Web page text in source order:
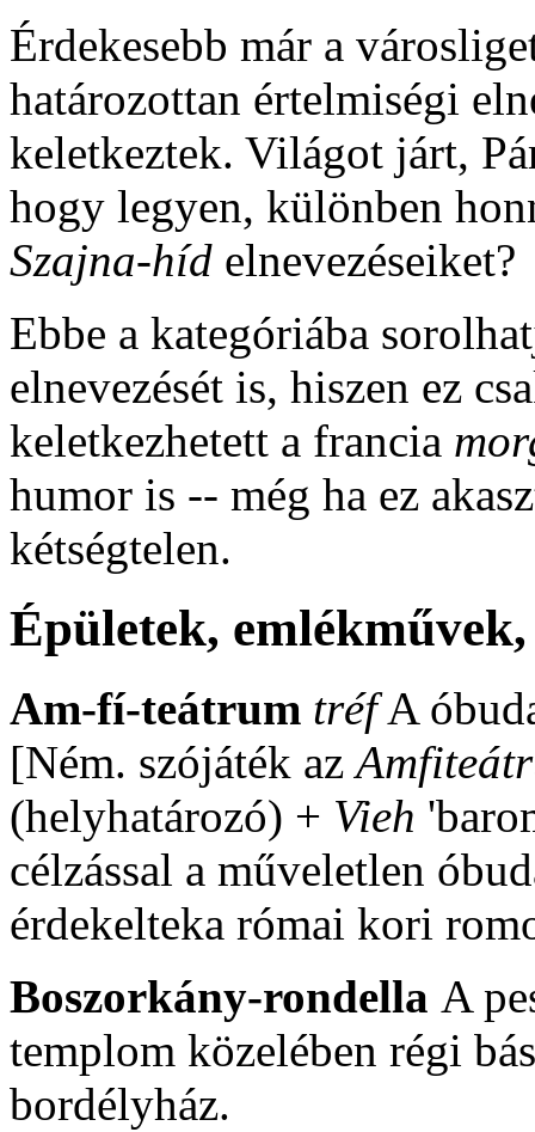
Érdekesebb már a
határozottan értelmiségi
keletkeztek. Világot járt,
hogy legyen, különben
Szajna-híd elnevezéseiket?
Ebbe a kategóriába
elnevezését is, hiszen ez
keletkezhetett a francia
humor is -- még ha ez
kétségtelen.
Épületek,
Am-fí-teátrum tréfA
[Ném. szójáték az
(helyhatározó) + Vieh
célzással a műveletlen
érdekelteka római kori
Boszorkány-rondella A
templom közelében régi
bordélyház.